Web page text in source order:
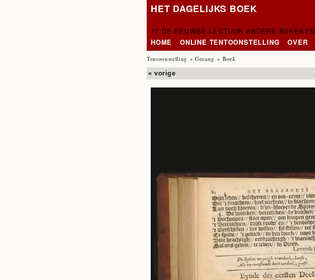
HET DAGELIJKS BOEK
17 DE-EEUWSE LECTUUR ANDERS BEKEKEN
HOME
ONLINE TENTOONSTELLING OVER
Tentoonstelling » Gezang » Boek
« vorige